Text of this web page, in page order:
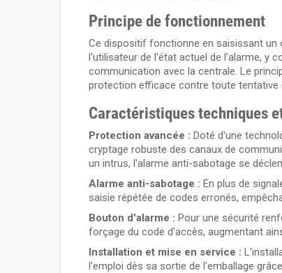
Principe de fonctionnement
Ce dispositif fonctionne en saisissant un
l'utilisateur de l'état actuel de l'alarme, y
communication avec la centrale. Le
protection efficace contre toute tentative
Caractéristiques techniques
Protection avancée : Doté d'une
cryptage robuste des canaux de
un intrus, l'alarme anti-sabotage se
Alarme anti-sabotage : En plus de
saisie répétée de codes erronés,
Bouton d'alarme : Pour une sécurité
forçage du code d'accès, augmentant
Installation et mise en service :
l'emploi dès sa sortie de l'emballage